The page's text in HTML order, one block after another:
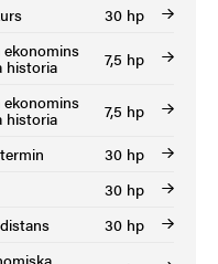
30 hp
historia
7,5 hp
historia
7,5 hp
30 hp
30 hp
30 hp